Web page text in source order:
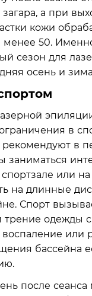
загара, а при
кожи
менее 50.
сезон для
осень и
в
в
заниматься
или
на длинные
Спорт
трение одежды
или
бассейна
после